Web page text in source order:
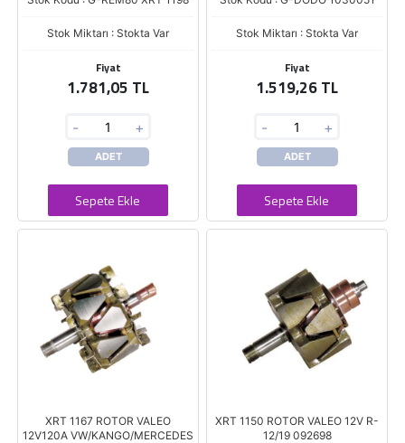
Stok Miktarı : Stokta Var
Fiyat
1.781,05 TL
- +
ADET
Sepete Ekle
Stok Miktarı : Stokta Var
Fiyat
1.519,26 TL
- +
ADET
Sepete Ekle
XRT 1167 ROTOR VALEO
12V120A VW/KANGO/MERCEDES
XRT 1150 ROTOR VALEO 12V R-
12/19 092698